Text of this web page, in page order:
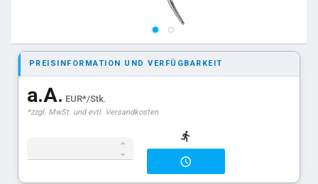
PREISINFORMATION UND VERFÜGBARKEIT
a.A. EUR*/Stk.
*zzgl. MwSt. und evtl. Versandkosten